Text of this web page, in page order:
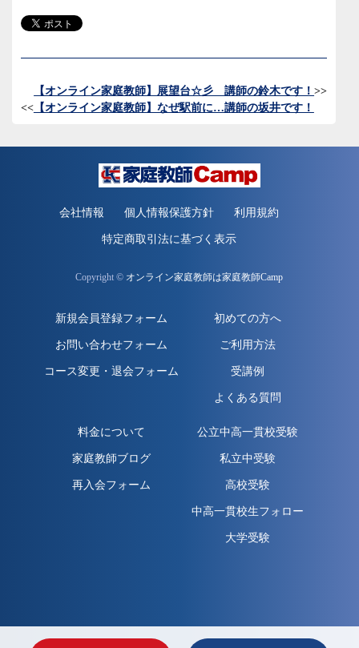
【オンライン家庭教師】展望台☆彡 講師の鈴木です！>>
<<【オンライン家庭教師】なぜ駅前に…講師の坂井です！
会社情報 個人情報保護方針 利用規約
特定商取引法に基づく表示
Copyright © オンライン家庭教師は家庭教師Camp
新規会員登録フォーム
お問い合わせフォーム
コース変更・退会フォーム
初めての方へ
ご利用方法
受講例
よくある質問
料金について
家庭教師ブログ
再入会フォーム
公立中高一貫校受験
私立中受験
高校受験
中高一貫校生フォロー
大学受験